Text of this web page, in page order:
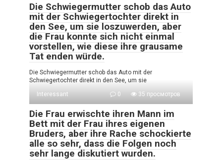
Die Schwiegermutter schob das Auto
mit der Schwiegertochter direkt in
den See, um sie loszuwerden, aber
die Frau konnte sich nicht einmal
vorstellen, wie diese ihre grausame
Tat enden würde.
Die Schwiegermutter schob das Auto mit der
Schwiegertochter direkt in den See, um sie
Interessant
0 35 просмотров
Die Frau erwischte ihren Mann im
Bett mit der Frau ihres eigenen
Bruders, aber ihre Rache schockierte
alle so sehr, dass die Folgen noch
sehr lange diskutiert wurden.